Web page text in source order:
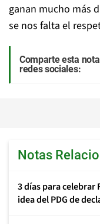
ganan mucho más
se nos falta el
Comparte esta
redes sociales:
Notas
3 días para celebrar
idea del PDG de